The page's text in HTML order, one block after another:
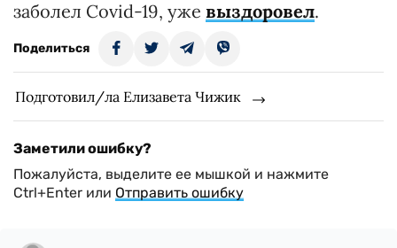
заболел Covid-19, уже выздоровел.
Поделиться
Подготовил/ла Елизавета Чижик
Заметили ошибку?
Пожалуйста, выделите ее мышкой и нажмите
Ctrl+Enter или Отправить ошибку